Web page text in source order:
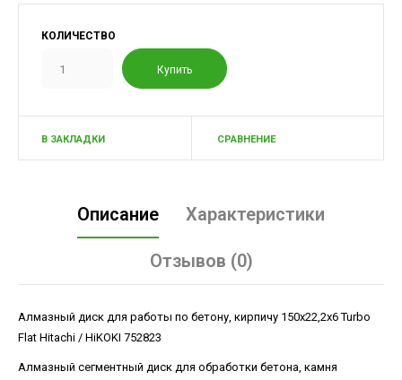
КОЛИЧЕСТВО
В ЗАКЛАДКИ СРАВНЕНИЕ
Описание Характеристики
Отзывов (0)
Алмазный диск для работы по бетону, кирпичу 150х22,2х6 Turbo
Flat Hitachi / HiKOKI 752823
Алмазный сегментный диск для обработки бетона, камня